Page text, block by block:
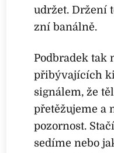
udržet. Držení
zní banálně.
Podbradek tak
přibývajících
signálem, že
přetěžujeme a
pozornost.
sedíme nebo